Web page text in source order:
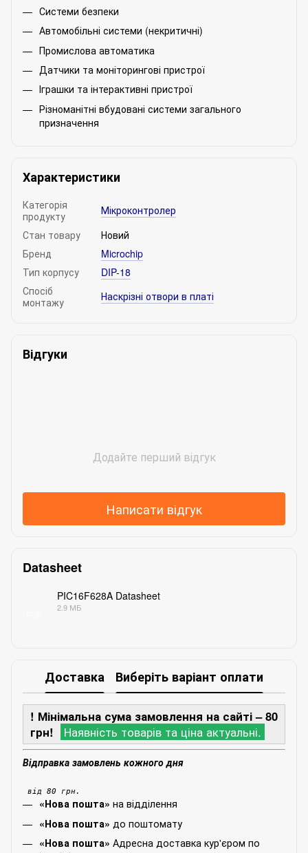
Системи безпеки
Автомобільні системи (некритичні)
Промислова автоматика
Датчики та моніторингові пристрої
Іграшки та інтерактивні пристрої
Різноманітні вбудовані системи загального
призначення
Характеристики
Категорія
продукту
Мікроконтролер
Стан товару
Новий
Бренд
Microchip
Тип корпусу
DIP-18
Спосіб
монтажу
Наскрізні отвори в платі
Відгуки
Додайте перший відгук
Написати відгук
Datasheet
PIC16F628A Datasheet
2.9 МБ
Доставка Виберіть варіант оплати
! Мінімальна сума замовлення на сайті – 80
грн!
Наявність товарів та ціна актуальні.
Відправка замовлень кожного дня
від 80 грн.
«Нова пошта» на відділення
«Нова пошта» до поштомату
«Нова пошта» Адресна доставка кур'єром по